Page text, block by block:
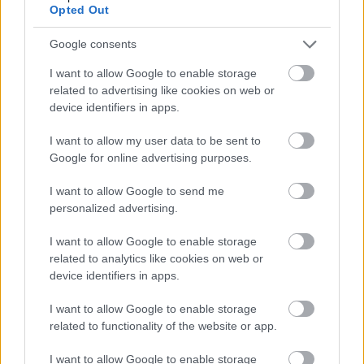
Opted Out
Google consents
I want to allow Google to enable storage
related to advertising like cookies on web or
device identifiers in apps.
I want to allow my user data to be sent to
Google for online advertising purposes.
I want to allow Google to send me
personalized advertising.
I want to allow Google to enable storage
related to analytics like cookies on web or
device identifiers in apps.
I want to allow Google to enable storage
related to functionality of the website or app.
I want to allow Google to enable storage
azon, hogy mennyivel egyszerűbb volt a dolgom
velük, mint mondjuk Ervinnel. Ha semmi mást nem
csinálok, csak figyelem őket, az megnyugtató. A
gyerek nem tud rosszul működni a színpadon. Ő
mindig az, aki. Azt mondják neki, hogy most legyél
dühös, akkor ő dühös lesz rám, és kész. Ez annyira
hozzájuk türelem, pláne, amikor egyszerre hárman
vannak bent. Kicsit túráztatva vagyunk – mindent